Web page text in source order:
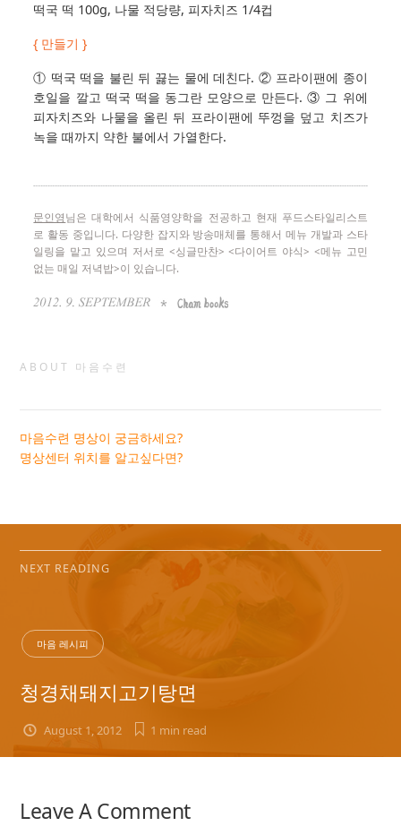
떡국 떡 100g, 나물 적당량, 피자치즈 1/4컵
{ 만들기 }
① 떡국 떡을 불린 뒤 끓는 물에 데친다. ② 프라이팬에 종이
호일을 깔고 떡국 떡을 동그란 모양으로 만든다. ③ 그 위에
피자치즈와 나물을 올린 뒤 프라이팬에 뚜껑을 덮고 치즈가
녹을 때까지 약한 불에서 가열한다.
문인영 님은 대학에서 식품영양학을 전공하고 현재 푸드스타일리스트
로 활동 중입니다. 다양한 잡지와 방송매체를 통해서 메뉴 개발과 스타
일링을 맡고 있으며 저서로 <싱글만찬> <다이어트 야식> <메뉴 고민
없는 매일 저녁밥>이 있습니다.
ABOUT 마음수련
마음수련 명상이 궁금하세요?
명상센터 위치를 알고싶다면?
NEXT READING
마음 레시피
청경채돼지고기탕면
August 1, 2012 1 min read
Leave A Comment